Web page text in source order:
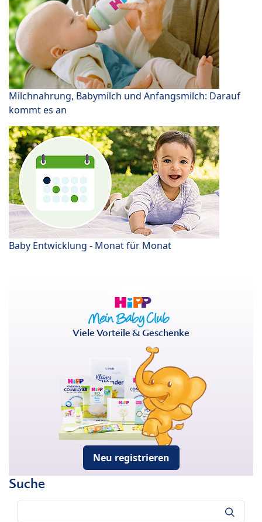
Milchnahrung, Babymilch und Anfangsmilch: Darauf
kommt es an
Baby Entwicklung - Monat für Monat
Viele Vorteile & Geschenke
Neu registrieren
Suche